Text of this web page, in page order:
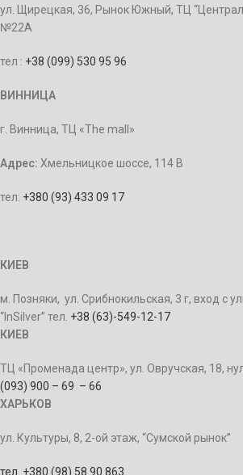
ул. Щирецкая, 36, Рынок Южный, ТЦ
№22А
тел : +38 (099) 530 95 96
ВИННИЦА
г. Винница, ТЦ «The mall»
Адрес: Хмельницкое шоссе, 114 В
тел: +380 (93) 433 09 17
КИЕВ
м. Позняки, ул. Срибнокильская, 3 г, вход с
“InSilver” тел. +38 (63)-549-12-17
КИЕВ
ТЦ «Променада центр», ул. Овручская, 18,
(093) 900 – 69 – 66
ХАРЬКОВ
ул. Культуры, 8, 2-ой этаж, “Сумской рынок”
тел. +380 (98) 58 90 863